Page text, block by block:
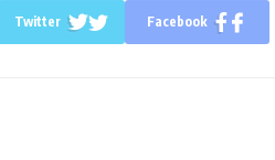
Facebook
Twitter